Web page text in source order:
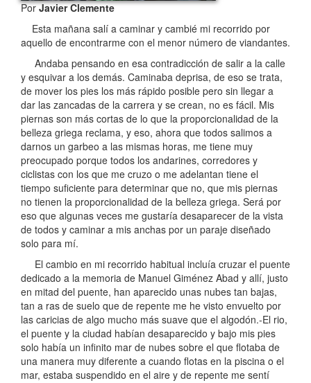
PorJavier Clemente
Esta mañana salí a caminar y cambié mi recorrido por
aquello de encontrarme con el menor número de viandantes.
Andaba pensando en esa contradicción de salir a la calle
y esquivar a los demás. Caminaba deprisa, de eso se trata,
de mover los pies los más rápido posible pero sin llegar a
dar las zancadas de la carrera y se crean, no es fácil. Mis
piernas son más cortas de lo que la proporcionalidad de la
belleza griega reclama, y eso, ahora que todos salimos a
darnos un garbeo a las mismas horas, me tiene muy
preocupado porque todos los andarines, corredores y
ciclistas con los que me cruzo o me adelantan tiene el
tiempo suficiente para determinar que no, que mis piernas
no tienen la proporcionalidad de la belleza griega. Será por
eso que algunas veces me gustaría desaparecer de la vista
de todos y caminar a mis anchas por un paraje diseñado
solo para mí.
El cambio en mi recorrido habitual incluía cruzar el puente
dedicado a la memoria de Manuel Giménez Abad y allí, justo
en mitad del puente, han aparecido unas nubes tan bajas,
tan a ras de suelo que de repente me he visto envuelto por
las caricias de algo mucho más suave que el algodón.-El rio,
el puente y la ciudad habían desaparecido y bajo mis pies
solo había un infinito mar de nubes sobre el que flotaba de
una manera muy diferente a cuando flotas en la piscina o el
mar, estaba suspendido en el aire y de repente me sentí